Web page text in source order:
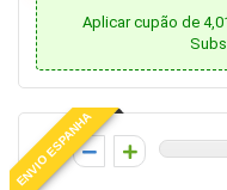
Aplicar cupão de
ENVIO ESPANHA
0